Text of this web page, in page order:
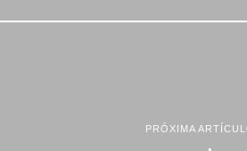
PRÓXIMA